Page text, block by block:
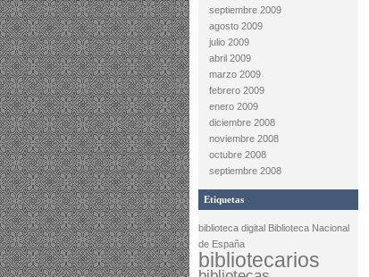
septiembre 2009
agosto 2009
julio 2009
abril 2009
marzo 2009
febrero 2009
enero 2009
diciembre 2008
noviembre 2008
octubre 2008
septiembre 2008
Etiquetas
biblioteca digital Biblioteca Nacional
de España
bibliotecarios